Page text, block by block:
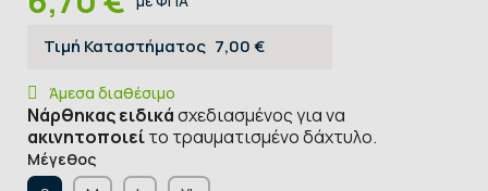
Τιμή Καταστήματος 7,00 €
Άμεσα διαθέσιμο
Νάρθηκας ειδικάσχεδιασμένος για να
ακινητοποιείτο τραυματισμένο δάχτυλο.
Μέγεθος